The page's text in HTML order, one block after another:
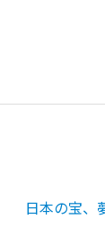
日本の宝、